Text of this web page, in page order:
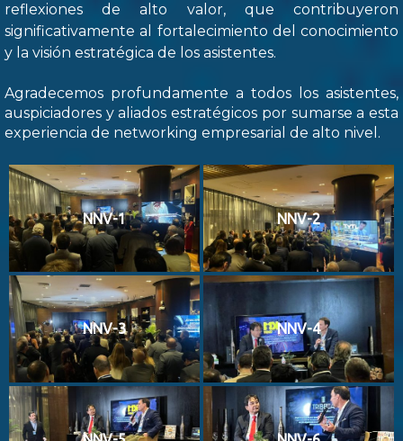
reflexiones de alto valor, que contribuyeron
significativamente al fortalecimiento del conocimiento
y la visión estratégica de los asistentes.
Agradecemos profundamente a todos los asistentes,
auspiciadores y aliados estratégicos por sumarse a esta
experiencia de networking empresarial de alto nivel.
NNV-1 NNV-2
NNV-3 NNV-4